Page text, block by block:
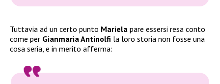
Tuttavia ad un certo punto Mariela pare essersi resa conto
come per Gianmaria Antinolfi la loro storia non fosse una
cosa seria, e in merito afferma: